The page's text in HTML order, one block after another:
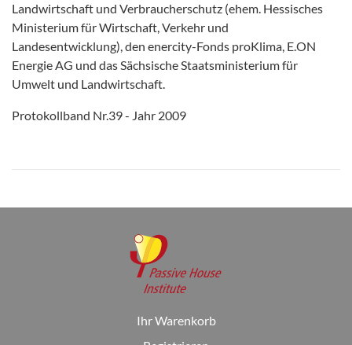
Landwirtschaft und Verbraucherschutz (ehem. Hessisches
Ministerium für Wirtschaft, Verkehr und
Landesentwicklung), den enercity-Fonds proKlima, E.ON
Energie AG und das Sächsische Staatsministerium für
Umwelt und Landwirtschaft.
Protokollband Nr.39 - Jahr 2009
Ihr Warenkorb